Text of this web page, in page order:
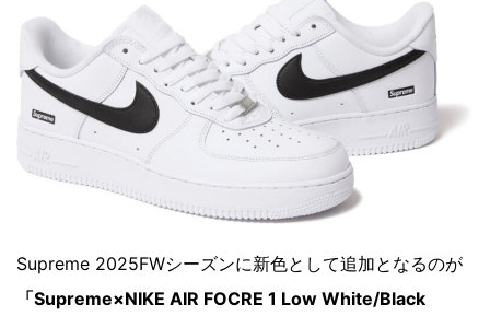
Supreme 2025FWシーズンに新色として追加となるのが
「Supreme×NIKE AIR FOCRE 1 Low White/Black